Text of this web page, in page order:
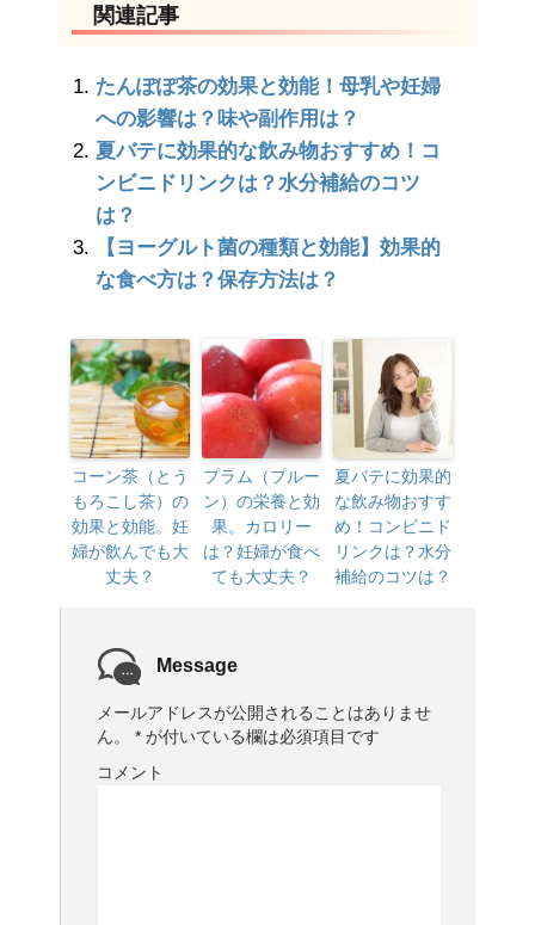
関連記事
たんぽぽ茶の効果と効能！母乳や妊婦
への影響は？味や副作用は？
夏バテに効果的な飲み物おすすめ！コ
ンビニドリンクは？水分補給のコツ
は？
【ヨーグルト菌の種類と効能】効果的
な食べ方は？保存方法は？
コーン茶（とう
もろこし茶）の
効果と効能。妊
婦が飲んでも大
丈夫？
プラム（プルー
ン）の栄養と効
果。カロリー
は？妊婦が食べ
ても大丈夫？
夏バテに効果的
な飲み物おすす
め！コンビニド
リンクは？水分
補給のコツは？
Message
メールアドレスが公開されることはありませ
ん。
* が付いている欄は必須項目です
コメント